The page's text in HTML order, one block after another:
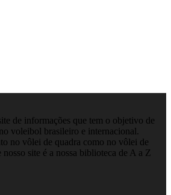
de informações que tem o objetivo de
voleibol brasileiro e internacional.
no vôlei de quadra como no vôlei de
nosso site é a nossa biblioteca de A a Z